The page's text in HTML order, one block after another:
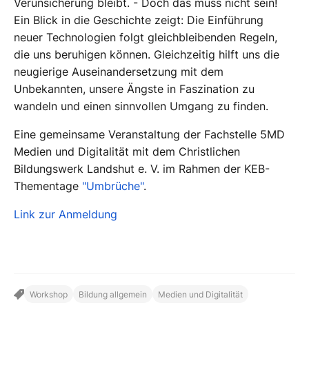
Ein Blick in die Geschichte zeigt: Die Einführung
neuer Technologien folgt gleichbleibenden Regeln,
die uns beruhigen können. Gleichzeitig hilft uns die
neugierige Auseinandersetzung mit dem
Unbekannten, unsere Ängste in Faszination zu
wandeln und einen sinnvollen Umgang zu finden.
Eine gemeinsame Veranstaltung der Fachstelle 5MD
Medien und Digitalität mit dem Christlichen
Bildungswerk Landshut e. V. im Rahmen der KEB-
Thementage "Umbrüche".
Link zur Anmeldung
Workshop Bildung allgemein Medien und Digitalität